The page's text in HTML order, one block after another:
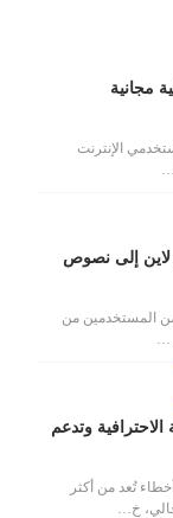
مجانية
الإنترنت
لاين إلى نصوص
من المستخدمين من
…
الاحترافية وتدعم
تُعد من أكثر
خ…